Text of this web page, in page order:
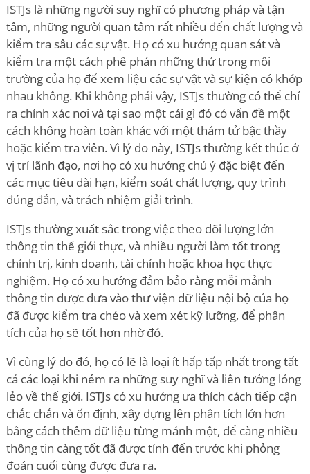
ISTJs là những người suy nghĩ có phương pháp và tận
tâm, những người quan tâm rất nhiều đến chất lượng và
kiểm tra sâu các sự vật. Họ có xu hướng quan sát và
kiểm tra một cách phê phán những thứ trong môi
trường của họ để xem liệu các sự vật và sự kiện có khớp
nhau không. Khi không phải vậy, ISTJs thường có thể chỉ
ra chính xác nơi và tại sao một cái gì đó có vấn đề một
cách không hoàn toàn khác với một thám tử bậc thầy
hoặc kiểm tra viên. Vì lý do này, ISTJs thường kết thúc ở
vị trí lãnh đạo, nơi họ có xu hướng chú ý đặc biệt đến
các mục tiêu dài hạn, kiểm soát chất lượng, quy trình
đúng đắn, và trách nhiệm giải trình.
ISTJs thường xuất sắc trong việc theo dõi lượng lớn
thông tin thế giới thực, và nhiều người làm tốt trong
chính trị, kinh doanh, tài chính hoặc khoa học thực
nghiệm. Họ có xu hướng đảm bảo rằng mỗi mảnh
thông tin được đưa vào thư viện dữ liệu nội bộ của họ
đã được kiểm tra chéo và xem xét kỹ lưỡng, để phân
tích của họ sẽ tốt hơn nhờ đó.
Vì cùng lý do đó, họ có lẽ là loại ít hấp tấp nhất trong tất
cả các loại khi ném ra những suy nghĩ và liên tưởng lỏng
lẻo về thế giới. ISTJs có xu hướng ưa thích cách tiếp cận
chắc chắn và ổn định, xây dựng lên phân tích lớn hơn
bằng cách thêm dữ liệu từng mảnh một, để càng nhiều
thông tin càng tốt đã được tính đến trước khi phỏng
đoán cuối cùng được đưa ra.